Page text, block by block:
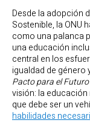
Desde la adopción
Sostenible, la ONU
como una palanca
una educación
central en los
igualdad de género
Pacto para el Futuro
visión: la
que debe ser un
habilidades